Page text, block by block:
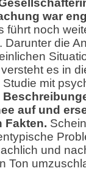
war
führt noch
Darunter die
es in
mit
auf und
Fakten.
und
Ton